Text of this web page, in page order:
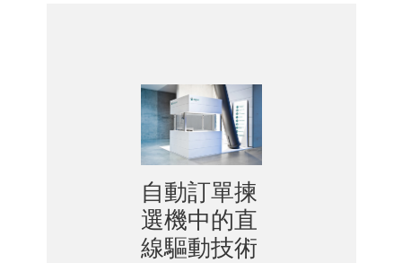
自動訂單揀
選機中的直
線驅動技術